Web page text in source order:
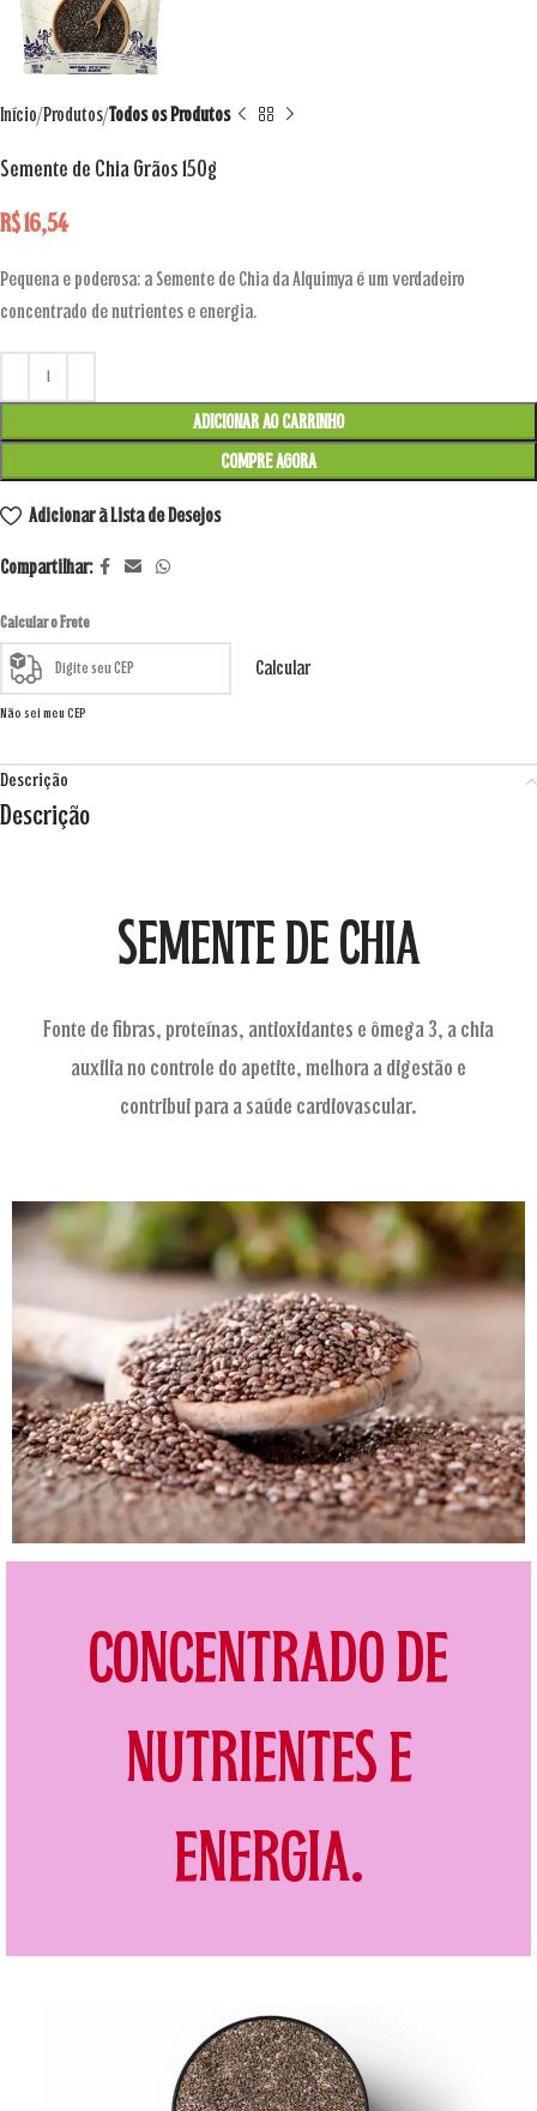
Início Produtos Todos os Produtos
Semente de Chia Grãos 150g
R$16,54
Pequena e poderosa: a Semente de Chia da Alquimya é um verdadeiro
concentrado de nutrientes e energia.
ADICIONAR AO CARRINHO
COMPRE AGORA
Adicionar à Lista de Desejos
Compartilhar:
Calcular o Frete
Calcular
Não sei meu CEP
Descrição
Descrição
SEMENTE DE CHIA
Fonte de fibras, proteínas, antioxidantes e ômega 3, a chia
auxilia no controle do apetite, melhora a digestão e
contribui para a saúde cardiovascular.
CONCENTRADO DE
NUTRIENTES E
ENERGIA.